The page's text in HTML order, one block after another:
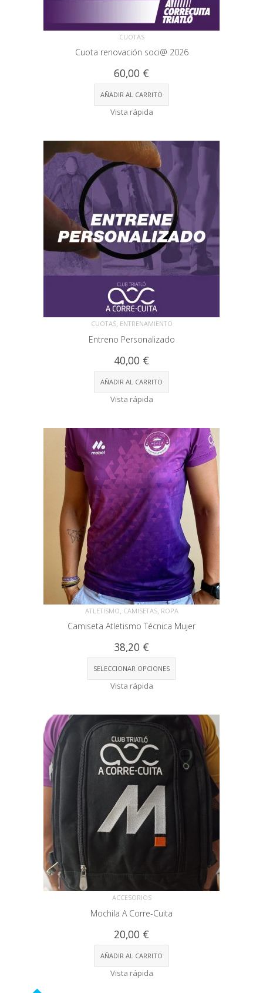
CUOTAS
Cuota renovación soci@ 2026
60,00 €
AÑADIR AL CARRITO
Vista rápida
CUOTAS, ENTRENAMIENTO
Entreno Personalizado
40,00 €
AÑADIR AL CARRITO
Vista rápida
ATLETISMO CAMISETAS, ROPA
Camiseta Atletismo Técnica Mujer
38,20 €
SELECCIONAR OPCIONES
Vista rápida
ACCESORIOS
Mochila A Corre-Cuita
20,00 €
AÑADIR AL CARRITO
Vista rápida